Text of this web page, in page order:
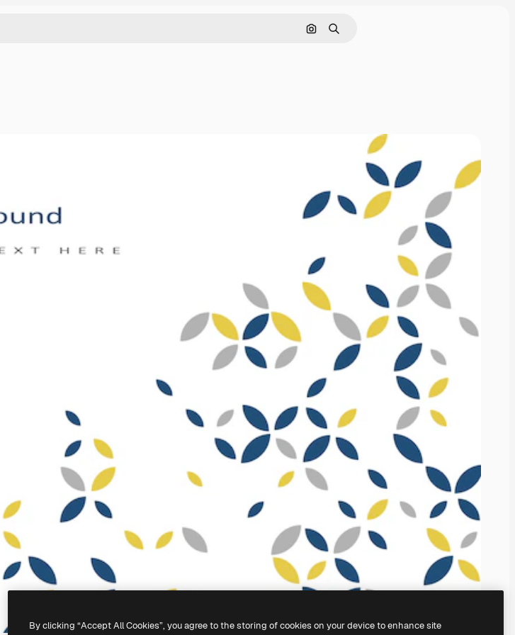
Søk etter bilde
Søk
By clicking “Accept All Cookies”, you agree to the storing of cookies on your device to enhance site